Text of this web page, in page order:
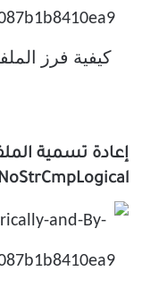
إعادة تسمية